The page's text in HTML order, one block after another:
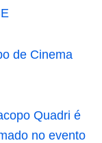
de Cinema
Quadri é
no evento